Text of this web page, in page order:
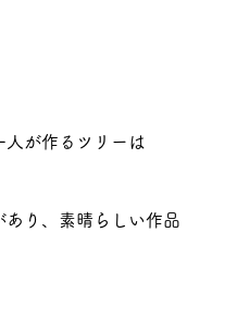
人が作るツリーは
あり、素晴らしい作品